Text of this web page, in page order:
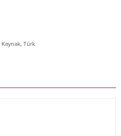
Kaynak, Türk